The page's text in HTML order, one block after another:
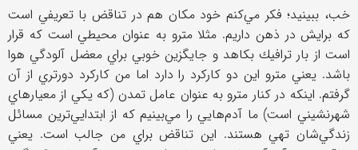
خب، ببينيد؛ فكر مي‌كنم خود مكان هم در تناقض با تعريفي است
كه برايش در ذهن داريم. مثلا مترو به عنوان محيطي است كه قرار
است از بار ترافيك بكاهد و جايگزين خوبي براي معضل آلودگي هوا
باشد. يعني مترو اين دو كاركرد را دارد اما من كاركرد دورتري از آن
گرفتم. اينكه در كنار مترو به عنوان عامل تمدن (كه يكي از معيارهاي
شهرنشيني است) ما آدم‌هايي را مي‌بينيم كه از ابتدايي‌ترين مسائل
زندگي‌شان تهي هستند. اين تناقض براي من جالب است. يعني